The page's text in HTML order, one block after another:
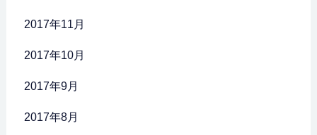
2017年11月
2017年10月
2017年9月
2017年8月